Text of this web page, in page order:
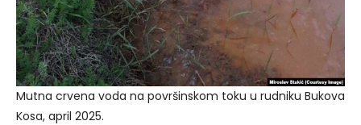
Mutna crvena voda na površinskom toku u rudniku Bukova
Kosa, april 2025.